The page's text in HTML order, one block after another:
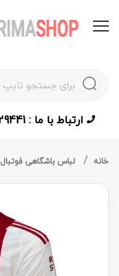
ارتباط با ما : 09397129441
خانه لباس باشگاهی فوتبال